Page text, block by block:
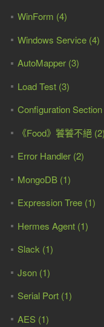
WinForm (4)
Windows Service (4)
AutoMapper (3)
Load Test (3)
Configuration Section
《Food》饕饕不絕 (2)
Error Handler (2)
MongoDB (1)
Expression Tree (1)
Hermes Agent (1)
Slack (1)
Json (1)
Serial Port (1)
AES (1)